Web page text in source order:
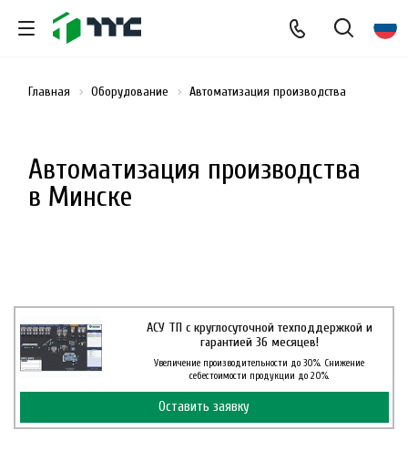
Автоматизация производства
в Минске
Главная Оборудование Автоматизация производства
АСУ ТП с круглосуточной техподдержкой и
гарантией 36 месяцев!
Увеличение производительности до 30%. Снижение
себестоимости продукции до 20%.
Оставить заявку